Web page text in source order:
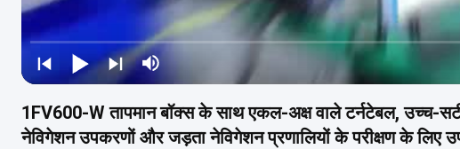
1FV600-W तापमान बॉक्स के साथ एकल-अक्ष वाले टर्नटेबल, उच्च-
नेविगेशन उपकरणों और जड़ता नेविगेशन प्रणालियों के परीक्षण के लिए